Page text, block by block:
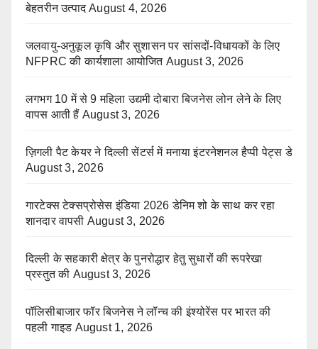
बेहतरीन उत्पाद August 4, 2026
जलवायु-अनुकूल कृषि और सुशासन पर सांसदों-विधायकों के लिए
NFPRC की कार्यशाला आयोजित August 3, 2026
लगभग 10 में से 9 महिला उद्यमी दोबारा बिजनेस लोन लेने के लिए
वापस आती हैं August 3, 2026
ज़िगली पैट केयर ने दिल्ली सेंटर्स में मनाया इंटरनेशनल हैप्पी पेट्स डे
August 3, 2026
गारटेक्स टेक्सप्रोसेस इंडिया 2026 डेनिम शो के साथ कर रहा
शानदार वापसी August 3, 2026
दिल्ली के सहकारी क्षेत्र के पुनरोद्धार हेतु सुधारों की रूपरेखा
प्रस्तुत की August 3, 2026
पॉलिसीबाजार फॉर बिजनेस ने लॉन्च की इंश्योरेंस पर भारत की
पहली गाइड August 1, 2026